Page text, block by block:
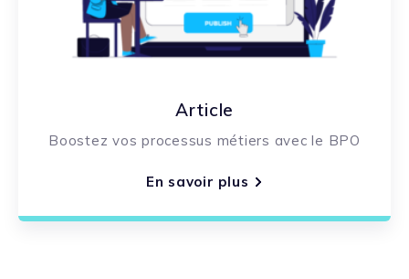
Article
Boostez vos processus métiers avec le BPO
En savoir plus